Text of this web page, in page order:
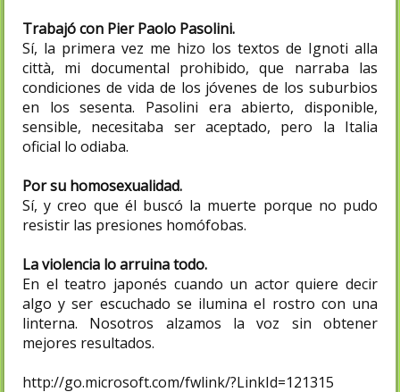
Trabajó con Pier Paolo Pasolini.
Sí, la primera vez me hizo los textos de Ignoti alla
città, mi documental prohibido, que narraba las
condiciones de vida de los jóvenes de los suburbios
en los sesenta. Pasolini era abierto, disponible,
sensible, necesitaba ser aceptado, pero la Italia
oficial lo odiaba.
Por su homosexualidad.
Sí, y creo que él buscó la muerte porque no pudo
resistir las presiones homófobas.
La violencia lo arruina todo.
En el teatro japonés cuando un actor quiere decir
algo y ser escuchado se ilumina el rostro con una
linterna. Nosotros alzamos la voz sin obtener
mejores resultados.
http://go.microsoft.com/fwlink/?LinkId=121315